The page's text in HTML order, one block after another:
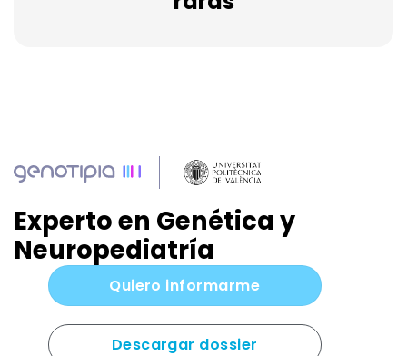
Experto en Genética y
Neuropediatría
Quiero informarme
Descargar dossier